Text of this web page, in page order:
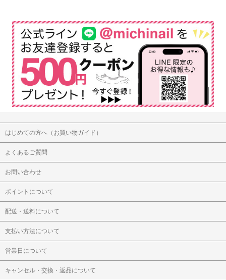
はじめての方へ（お買い物ガイド）
よくあるご質問
お問い合わせ
ポイントについて
配送・送料について
支払い方法について
営業日について
キャンセル・交換・返品について